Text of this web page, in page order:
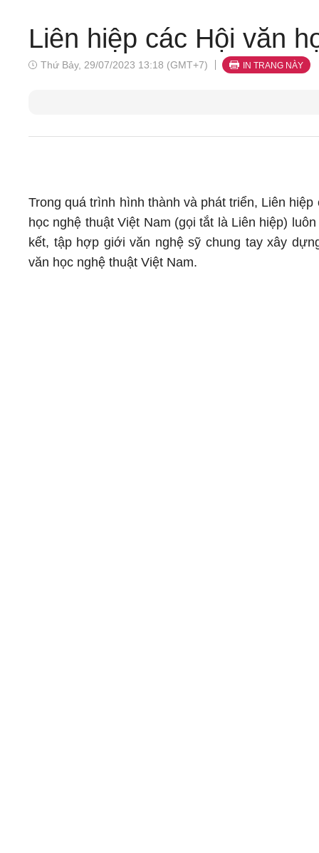
Liên hiệp các Hội văn
Thứ Bảy, 29/07/2023 13:18 (GMT+7) IN TRANG NÀY
Trong quá trình hình thành và phát triển, Liên hiệp
học nghệ thuật Việt Nam (gọi tắt là Liên hiệp)
kết, tập hợp giới văn nghệ sỹ chung tay xây
văn học nghệ thuật Việt Nam.